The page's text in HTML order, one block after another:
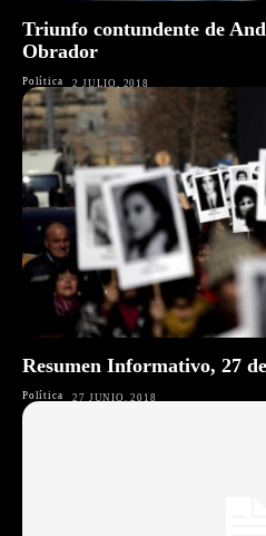
Triunfo contundente de
Obrador
Política 2 JULIO, 2018
Resumen Informativo, 27
Política 27 JUNIO, 2018